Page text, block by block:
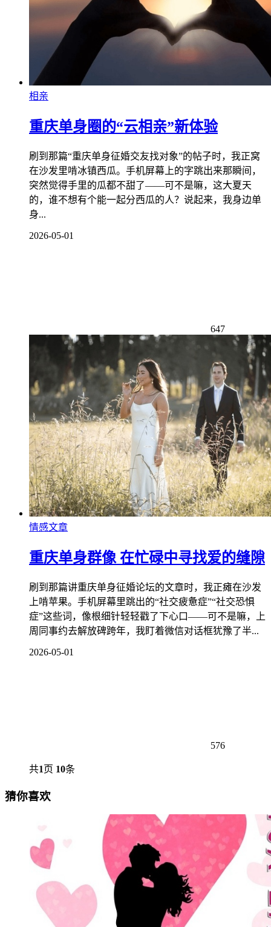
相亲
重庆单身圈的“云相亲”新体验
刷到那篇“重庆单身征婚交友找对象”的帖子时，我正窝
在沙发里啃冰镇西瓜。手机屏幕上的字跳出来那瞬间，
突然觉得手里的瓜都不甜了——可不是嘛，这大夏天
的，谁不想有个能一起分西瓜的人？说起来，我身边单
身...
2026-05-01
647
情感文章
重庆单身群像 在忙碌中寻找爱的缝隙
刷到那篇讲重庆单身征婚论坛的文章时，我正瘫在沙发
上啃苹果。手机屏幕里跳出的“社交疲惫症”“社交恐惧
症”这些词，像根细针轻轻戳了下心口——可不是嘛，上
周同事约去解放碑跨年，我盯着微信对话框犹豫了半...
2026-05-01
576
共1页 10条
猜你喜欢